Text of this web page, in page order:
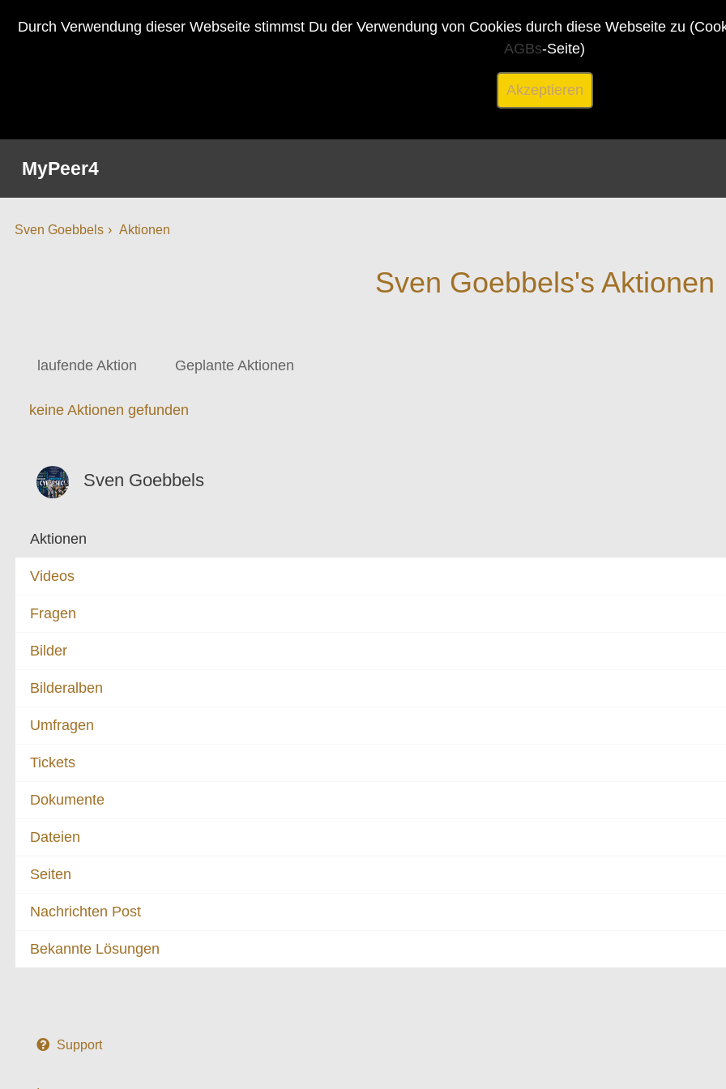
Durch Verwendung dieser Webseite stimmst Du der Verwendung von Cookies durch diese Webseite zu
AGBs-Seite)
Akzeptieren
MyPeer4
Sven Goebbels Aktionen
Sven Goebbels's Aktionen
laufende Aktion Geplante Aktionen
keine Aktionen gefunden
Sven Goebbels
Aktionen
Videos
Fragen
Bilder
Bilderalben
Umfragen
Tickets
Dokumente
Dateien
Seiten
Nachrichten Post
Bekannte Lösungen
Support